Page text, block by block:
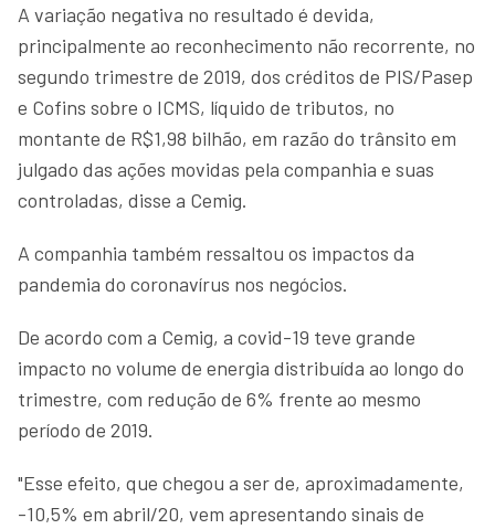
A variação negativa no resultado é devida,
principalmente ao reconhecimento não recorrente, no
segundo trimestre de 2019, dos créditos de PIS/Pasep
e Cofins sobre o ICMS, líquido de tributos, no
montante de R$1,98 bilhão, em razão do trânsito em
julgado das ações movidas pela companhia e suas
controladas, disse a Cemig.
A companhia também ressaltou os impactos da
pandemia do coronavírus nos negócios.
De acordo com a Cemig, a covid-19 teve grande
impacto no volume de energia distribuída ao longo do
trimestre, com redução de 6% frente ao mesmo
período de 2019.
"Esse efeito, que chegou a ser de, aproximadamente,
-10,5% em abril/20, vem apresentando sinais de